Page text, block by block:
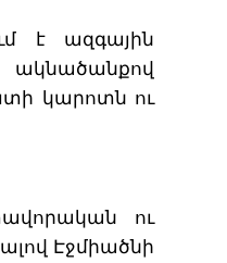
է ազգային
կարոտն ու
ու
Էջմիածնի